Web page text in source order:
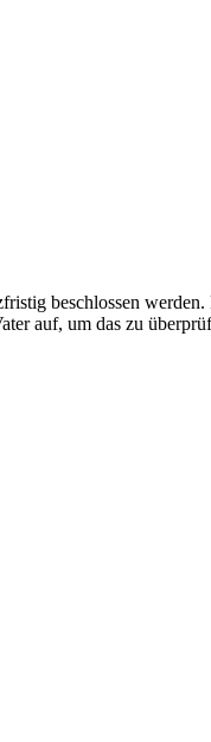
beschlossen
auf, um das zu